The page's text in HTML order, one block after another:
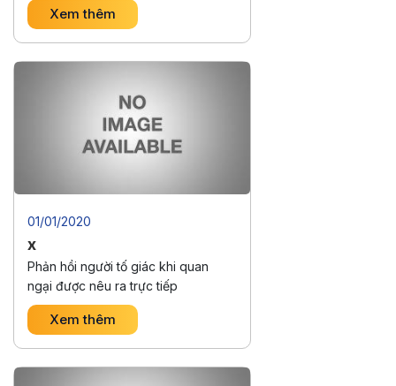
Xem thêm
01/01/2020
x
Phản hồi người tố giác khi quan
ngại được nêu ra trực tiếp
Xem thêm